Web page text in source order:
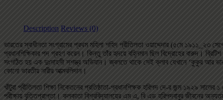
Description Reviews (0)
ভারতের স্বাধীনতা সংগ্রামের প্রথম মহিলা শহিদ প্রীতিলতা ওয়াদ্দেদার (৫মে ১৯১১_২৩
প্রধানশিক্ষিকার পদ গ্রহণ করেন। কিন্তু তাঁর হৃদয়ে বহ্নিমান ছিল বিদ্রোহের বারুদ।
সংগঠিত হয় এক দুঃসাহসী সশস্ত্র অভিযান। জ্বলতে থাকে সেই ক্লাব যেখানে ‘কুকুর আর
কোনো ভারতীয় নারীর আত্মবলিদান।
খাঁটুরা প্রীতিলতা শিক্ষা নিকেতনের প্রতিষ্ঠাতা-প্রধানশিক্ষক হরিপদ দে-র জন্ম ১৯২৯
পরীক্ষায় বৃত্তিপ্রাপ্তা। কলকাতা বিশ্ববিদ‌্যালয়ের এম এ, বি এড হরিপদবাবুর জীবনের